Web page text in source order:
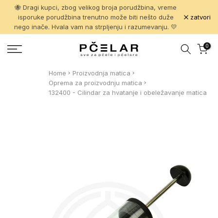
Pređi
sadržaj
🐝 Dragi kupci, zbog velikog broja porudžbina, vreme
isporuke porudžbina trenutno može biti nešto duže
nego inače. Hvala vam na strpljenju i razumevanju. 💛
zatvori
0
Home
Proizvodnja matica
Oprema za proizvodnju matica
132400 - Cilindar za hvatanje i obeležavanje matica